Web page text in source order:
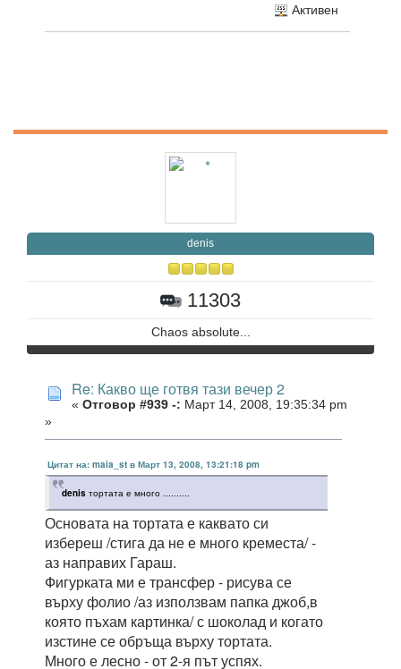
Активен
denis
11303
Chaos absolute...
Re: Какво ще готвя тази вечер 2
« Отговор #939 -: Март 14, 2008, 19:35:34 pm
»
Цитат на: maia_st в Март 13, 2008, 13:21:18 pm
denis тортата е много ..........
Основата на тортата е каквато си
избереш /стига да не е много креместа/ -
аз направих Гараш.
Фигурката ми е трансфер - рисува се
върху фолио /аз използвам папка джоб,в
която пъхам картинка/ с шоколад и когато
изстине се обръща върху тортата.
Много е лесно - от 2-я път успях.